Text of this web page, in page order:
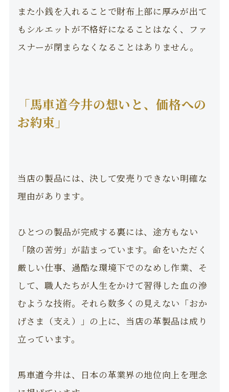
また小銭を入れることで財布上部に厚みが出て
もシルエットが不格好になることはなく、ファ
スナーが閉まらなくなることはありません。
「馬車道今井の想いと、価格への
お約束」
当店の製品には、決して安売りできない明確な
理由があります。
ひとつの製品が完成する裏には、途方もない
「陰の苦労」が詰まっています。命をいただく
厳しい仕事、過酷な環境下でのなめし作業、そ
して、職人たちが人生をかけて習得した血の滲
むような技術。それら数多くの見えない「おか
げさま（支え）」の上に、当店の革製品は成り
立っています。
馬車道今井は、日本の革業界の地位向上を理念